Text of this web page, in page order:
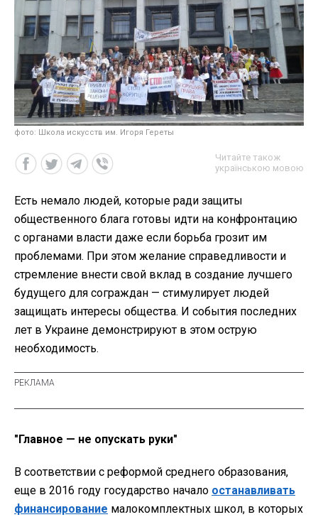
фото: Школа искусств им. Игоря Гереты
Читайте також
українською мовою
Есть немало людей, которые ради защиты
общественного блага готовы идти на конфронтацию
с органами власти даже если борьба грозит им
проблемами. При этом желание справедливости и
стремление внести свой вклад в создание лучшего
будущего для сограждан — стимулирует людей
защищать интересы общества. И события последних
лет в Украине демонстрируют в этом острую
необходимость.
"Главное — не опускать руки"
В соответствии с реформой среднего образования,
еще в 2016 году государство начало останавливать
финансирование малокомплектных школ, в которых